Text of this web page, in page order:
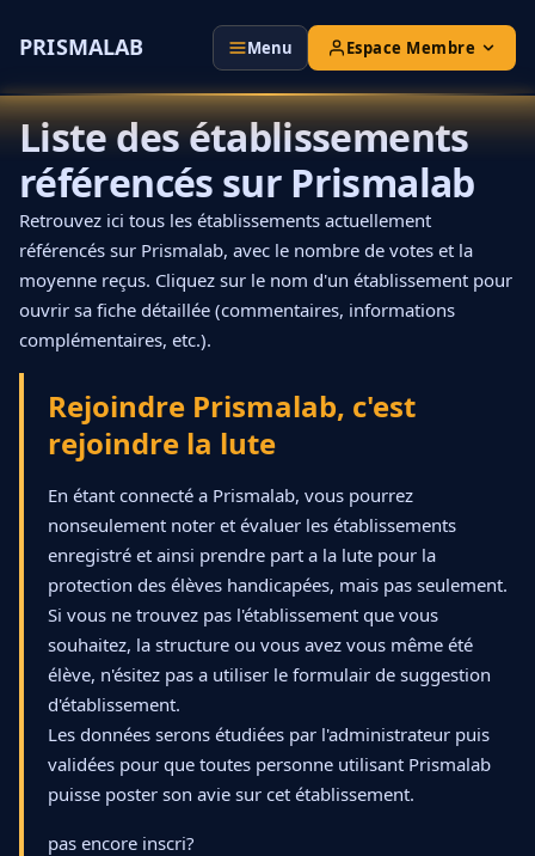
PRISMALAB Menu Espace Membre
Liste des établissements
référencés sur Prismalab
Retrouvez ici tous les établissements actuellement
référencés sur Prismalab, avec le nombre de votes et la
moyenne reçus. Cliquez sur le nom d'un établissement pour
ouvrir sa fiche détaillée (commentaires, informations
complémentaires, etc.).
Rejoindre Prismalab, c'est
rejoindre la lute
En étant connecté a Prismalab, vous pourrez
nonseulement noter et évaluer les établissements
enregistré et ainsi prendre part a la lute pour la
protection des élèves handicapées, mais pas seulement.
Si vous ne trouvez pas l'établissement que vous
souhaitez, la structure ou vous avez vous même été
élève, n'ésitez pas a utiliser le formulair de suggestion
d'établissement.
Les données serons étudiées par l'administrateur puis
validées pour que toutes personne utilisant Prismalab
puisse poster son avie sur cet établissement.
pas encore inscri?